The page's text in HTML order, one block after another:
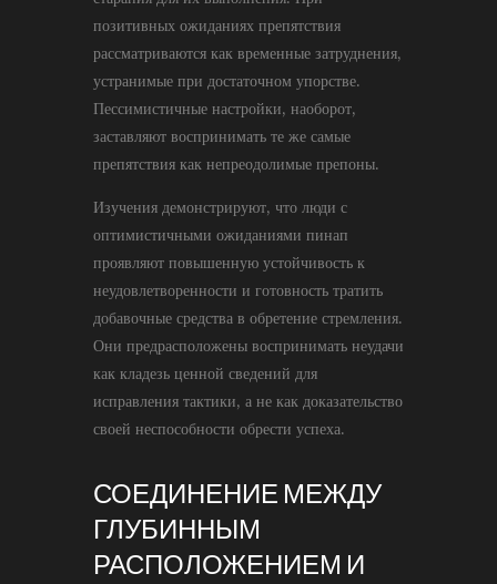
позитивных ожиданиях препятствия
рассматриваются как временные затруднения,
устранимые при достаточном упорстве.
Пессимистичные настройки, наоборот,
заставляют воспринимать те же самые
препятствия как непреодолимые препоны.
Изучения демонстрируют, что люди с
оптимистичными ожиданиями пинап
проявляют повышенную устойчивость к
неудовлетворенности и готовность тратить
добавочные средства в обретение стремления.
Они предрасположены воспринимать неудачи
как кладезь ценной сведений для
исправления тактики, а не как доказательство
своей неспособности обрести успеха.
СОЕДИНЕНИЕ МЕЖДУ
ГЛУБИННЫМ
РАСПОЛОЖЕНИЕМ И